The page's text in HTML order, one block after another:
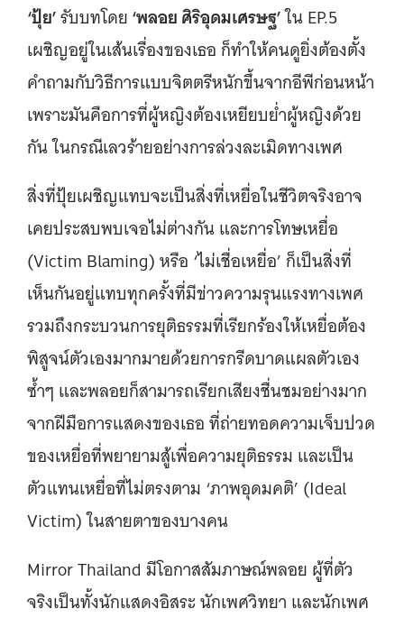
‘ปุ้ย’รับบทโดย‘พลอย ศิริอุดมเศรษฐ’ใน EP.5
เผชิญอยู่ในเส้นเรื่องของเธอ ก็ทำให้คนดูยิ่งต้องตั้ง
คำถามกับวิธีการแบบจิตตรีหนักขึ้นจากอีพีก่อนหน้า
เพราะมันคือการที่ผู้หญิงต้องเหยียบย่ำผู้หญิงด้วย
กัน ในกรณีเลวร้ายอย่างการล่วงละเมิดทางเพศ
สิ่งที่ปุ้ยเผชิญแทบจะเป็นสิ่งที่เหยื่อในชีวิตจริงอาจ
เคยประสบพบเจอไม่ต่างกัน และการโทษเหยื่อ
(Victim Blaming) หรือ ‘ไม่เชื่อเหยื่อ’ ก็เป็นสิ่งที่
เห็นกันอยู่แทบทุกครั้งที่มีข่าวความรุนแรงทางเพศ
รวมถึงกระบวนการยุติธรรมที่เรียกร้องให้เหยื่อต้อง
พิสูจน์ตัวเองมากมายด้วยการกรีดบาดแผลตัวเอง
ซ้ำๆ และพลอยก็สามารถเรียกเสียงชื่นชมอย่างมาก
จากฝีมือการแสดงของเธอ ที่ถ่ายทอดความเจ็บปวด
ของเหยื่อที่พยายามสู้เพื่อความยุติธรรม และเป็น
ตัวแทนเหยื่อที่ไม่ตรงตาม ‘ภาพอุดมคติ’ (Ideal
Victim) ในสายตาของบางคน
Mirror Thailand มีโอกาสสัมภาษณ์พลอย ผู้ที่ตัว
จริงเป็นทั้งนักแสดงอิสระ นักเพศวิทยา และนักเพศ